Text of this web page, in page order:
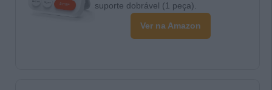
suporte dobrável (1 peça).
Ver na Amazon